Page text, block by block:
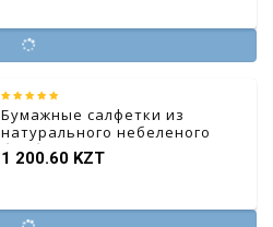
Бумажные салфетки из
натурального небеленого
бамбукового волокна
1 200.60 KZT